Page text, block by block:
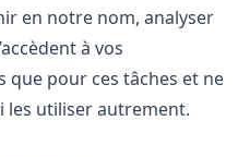
en notre nom, analyser
à vos
pour ces tâches et ne
les utiliser autrement.